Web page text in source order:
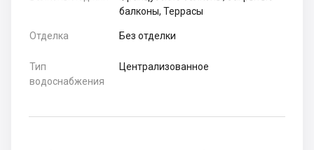
балконы, Террасы
Отделка Без отделки
Тип
водоснабжения
Централизованное